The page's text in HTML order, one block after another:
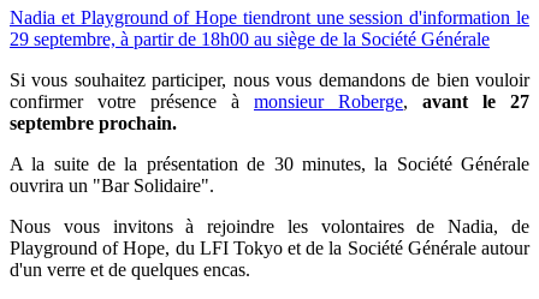
Nadia et Playground of Hope tiendront une session d'information le
29 septembre, à partir de 18h00 au siège de la Société Générale
Si vous souhaitez participer, nous vous demandons de bien vouloir
confirmer votre présence à monsieur Roberge, avant le 27
septembre prochain.
A la suite de la présentation de 30 minutes, la Société Générale
ouvrira un "Bar Solidaire".
Nous vous invitons à rejoindre les volontaires de Nadia, de
Playground of Hope, du LFI Tokyo et de la Société Générale autour
d'un verre et de quelques encas.